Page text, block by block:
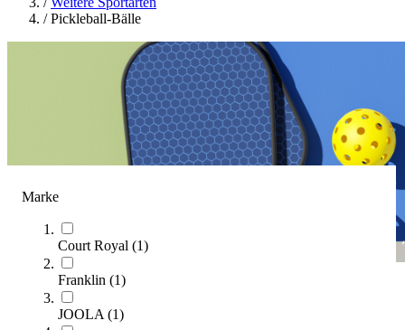
Marke
Court Royal (1)
Franklin (1)
JOOLA (1)
/ Pickleball-Bälle
Pickleball-Bälle